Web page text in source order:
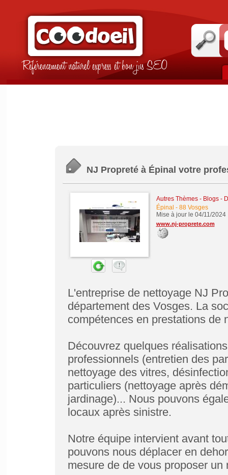
Référencement naturel express et bon jus SEO
NJ Propreté à Épinal votre
Autres Thèmes - Blogs -
Épinal - 88 Vosges
Mise à jour le 04/11/2024
www.nj-proprete.com
L'entreprise de nettoyage NJ
département des Vosges. La
compétences en prestations de
Découvrez quelques
professionnels (entretien des
nettoyage des vitres,
particuliers (nettoyage après
jardinage)... Nous pouvons
locaux après sinistre.
Notre équipe intervient avant
pouvons nous déplacer en
mesure de de vous proposer